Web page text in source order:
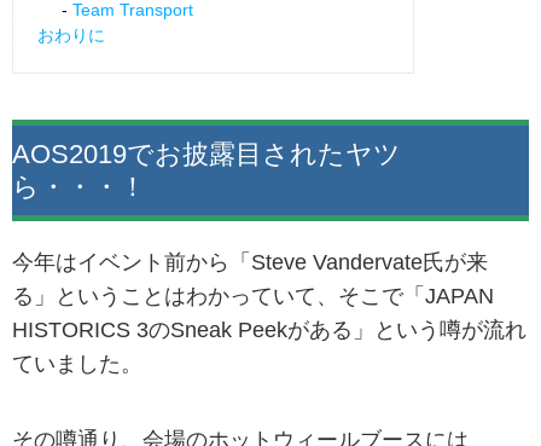
Team Transport
おわりに
AOS2019でお披露目されたヤツ
ら・・・！
今年はイベント前から「Steve Vandervate氏が来
る」ということはわかっていて、そこで「JAPAN
HISTORICS 3のSneak Peekがある」という噂が流れ
ていました。
その噂通り、会場のホットウィールブースには